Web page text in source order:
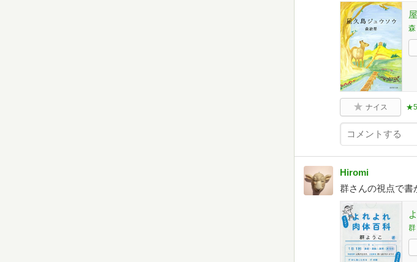
森
ナイス ★5
Hiromi
群さんの視点で書
群